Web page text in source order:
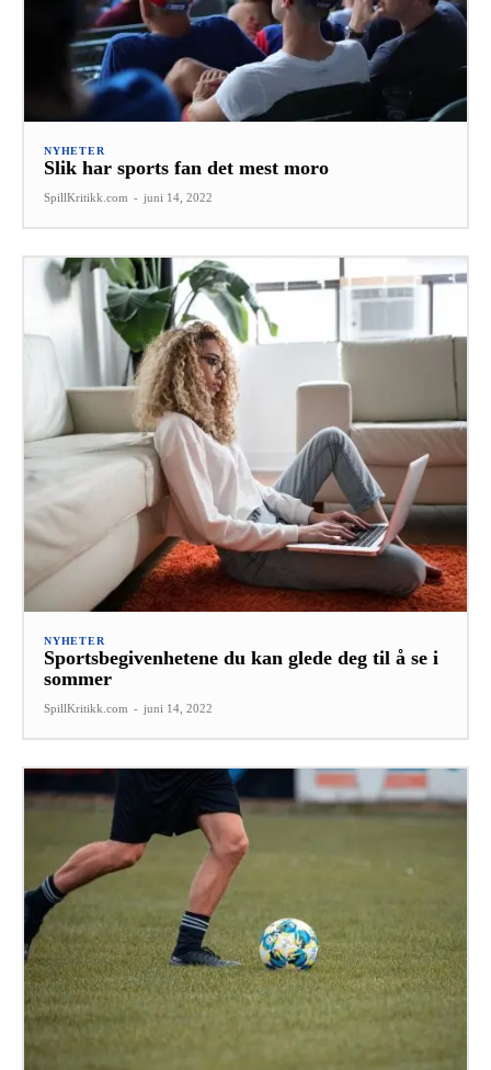
NYHETER
Slik har sports fan det mest moro
SpillKritikk.com - juni 14, 2022
NYHETER
Sportsbegivenhetene du kan glede deg til å se i
sommer
SpillKritikk.com - juni 14, 2022